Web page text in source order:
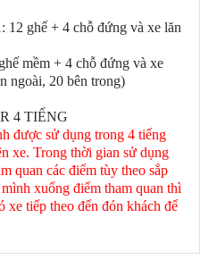
12 ghế + 4 chỗ đứng và xe lăn
mềm + 4 chỗ đứng và xe
ngoài, 20 bên trong)
4 TIẾNG
được sử dụng trong 4 tiếng
xe. Trong thời gian sử dụng
quan các điểm tùy theo sắp
xuống điểm tham quan thì
xe tiếp theo đến đón khách để